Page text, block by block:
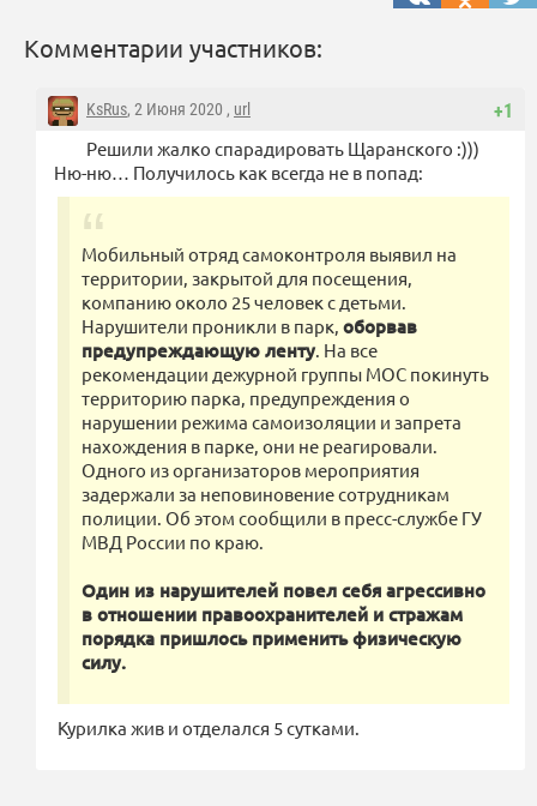
Комментарии участников:
+1
KsRus, 2 Июня 2020 , url
Решили жалко спарадировать Щаранского :)))
Ню-ню… Получилось как всегда не в попад:
Мобильный отряд самоконтроля выявил на
территории, закрытой для посещения,
компанию около 25 человек с детьми.
Нарушители проникли в парк, оборвав
предупреждающую ленту. На все
рекомендации дежурной группы МОС покинуть
территорию парка, предупреждения о
нарушении режима самоизоляции и запрета
нахождения в парке, они не реагировали.
Одного из организаторов мероприятия
задержали за неповиновение сотрудникам
полиции. Об этом сообщили в пресс-службе ГУ
МВД России по краю.
Один из нарушителей повел себя агрессивно
в отношении правоохранителей и стражам
порядка пришлось применить физическую
силу.
Курилка жив и отделался 5 сутками.